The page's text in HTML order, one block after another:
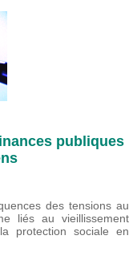
publiques
des tensions au
liés au vieillissement
protection sociale en